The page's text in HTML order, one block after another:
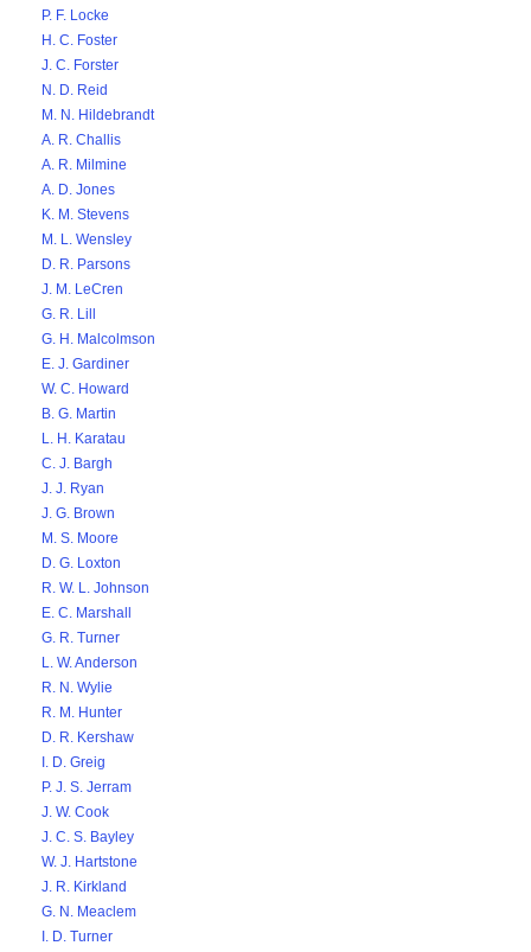
P. F. Locke
H. C. Foster
J. C. Forster
N. D. Reid
M. N. Hildebrandt
A. R. Challis
A. R. Milmine
A. D. Jones
K. M. Stevens
M. L. Wensley
D. R. Parsons
J. M. LeCren
G. R. Lill
G. H. Malcolmson
E. J. Gardiner
W. C. Howard
B. G. Martin
L. H. Karatau
C. J. Bargh
J. J. Ryan
J. G. Brown
M. S. Moore
D. G. Loxton
R. W. L. Johnson
E. C. Marshall
G. R. Turner
L. W. Anderson
R. N. Wylie
R. M. Hunter
D. R. Kershaw
I. D. Greig
P. J. S. Jerram
J. W. Cook
J. C. S. Bayley
W. J. Hartstone
J. R. Kirkland
G. N. Meaclem
I. D. Turner